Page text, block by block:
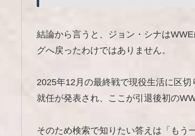
結論から言うと、ジョン・シナは
グへ戻ったわけではありません。
2025年12月の最終戦で現役生活に区
就任が発表され、ここが引退後初の
そのため検索で知りたい答えは「もう